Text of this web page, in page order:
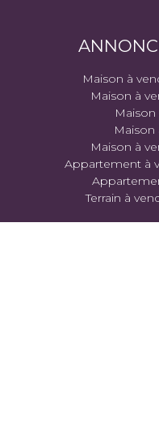
Maison à
Maison à
Maison
Maison
Maison à
Appartement à
Terrain à